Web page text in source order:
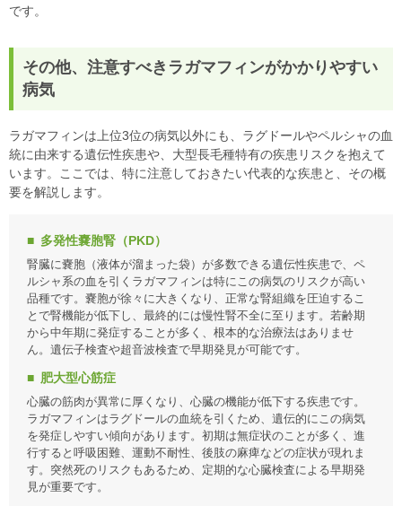
です。
その他、注意すべきラガマフィンがかかりやすい
病気
ラガマフィンは上位3位の病気以外にも、ラグドールやペルシャの血
統に由来する遺伝性疾患や、大型長毛種特有の疾患リスクを抱えて
います。ここでは、特に注意しておきたい代表的な疾患と、その概
要を解説します。
多発性嚢胞腎（PKD）
腎臓に嚢胞（液体が溜まった袋）が多数できる遺伝性疾患で、ペ
ルシャ系の血を引くラガマフィンは特にこの病気のリスクが高い
品種です。嚢胞が徐々に大きくなり、正常な腎組織を圧迫するこ
とで腎機能が低下し、最終的には慢性腎不全に至ります。若齢期
から中年期に発症することが多く、根本的な治療法はありませ
ん。遺伝子検査や超音波検査で早期発見が可能です。
肥大型心筋症
心臓の筋肉が異常に厚くなり、心臓の機能が低下する疾患です。
ラガマフィンはラグドールの血統を引くため、遺伝的にこの病気
を発症しやすい傾向があります。初期は無症状のことが多く、進
行すると呼吸困難、運動不耐性、後肢の麻痺などの症状が現れま
す。突然死のリスクもあるため、定期的な心臓検査による早期発
見が重要です。